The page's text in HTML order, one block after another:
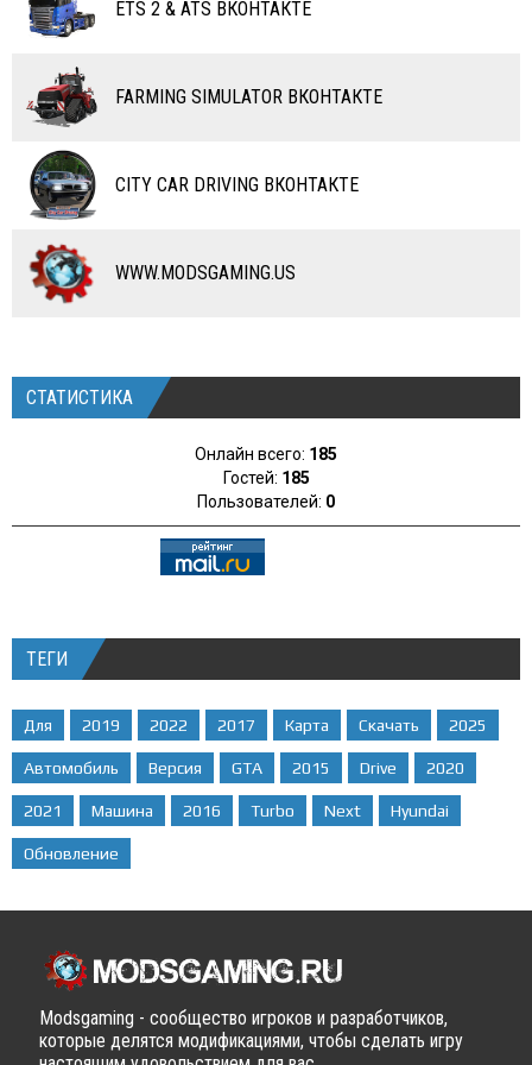
САМОЛЕТЫ
RC ТРАНСПОРТ
КАРТЫ
ЧИТЫ
ПРОГРАММЫ
РАЗНОЕ
ETS 2 & ATS ВКОНТАКТЕ
FARMING SIMULATOR ВКОНТАКТЕ
CITY CAR DRIVING ВКОНТАКТЕ
WWW.MODSGAMING.US
СТАТИСТИКА
Онлайн всего: 185
Гостей: 185
Пользователей: 0
ТЕГИ
Для 2019 2022 2017 Карта Скачать 2025
Автомобиль Версия GTA 2015 Drive 2020
2021 Машина 2016 Turbo Next Hyundai
Обновление
Modsgaming - сообщество игроков и разработчиков,
которые делятся модификациями, чтобы сделать игру